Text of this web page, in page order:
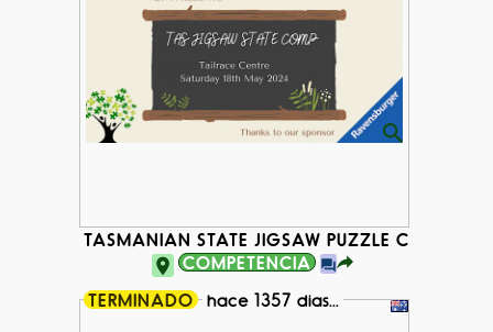
TASMANIAN STATE JIGSAW PUZZLE
COMPETENCIA
TERMINADO
hace 1357 dias...